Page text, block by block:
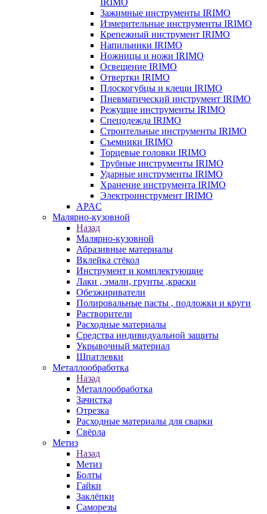
IRIMO
Зажимные инструменты IRIMO
Измерительные инструменты IRIMO
Крепежный инструмент IRIMO
Напильники IRIMO
Ножницы и ножи IRIMO
Освещение IRIMO
Отвертки IRIMO
Плоскогубцы и клещи IRIMO
Пневматический инструмент IRIMO
Режущие инструменты IRIMO
Спецодежда IRIMO
Строительные инструменты IRIMO
Съемники IRIMO
Торцевые головки IRIMO
Трубные инструменты IRIMO
Ударные инструменты IRIMO
Хранение инструмента IRIMO
Электроинструмент IRIMO
APAC
Малярно-кузовной
Назад
Малярно-кузовной
Абразивные материалы
Вклейка стёкол
Инструмент и комплектующие
Лаки , эмали, грунты ,краски
Обезжириватели
Полировальные пасты , подложки и круги
Растворители
Расходные материалы
Средства индивидуальной защиты
Укрывочный материал
Шпатлевки
Металлообработка
Назад
Металлообработка
Зачистка
Отрезка
Расходные материалы для сварки
Свёрла
Метиз
Назад
Метиз
Болты
Гайки
Заклёпки
Саморезы